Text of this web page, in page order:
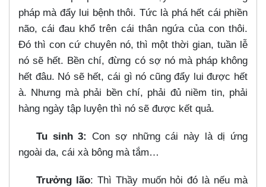
pháp mà đẩy lui bệnh thôi. Tức là phá hết cái phiền
não, cái đau khổ trên cái thân ngứa của con thôi.
Đó thì con cứ chuyên nó, thì một thời gian, tuần lễ
nó sẽ hết. Bền chí, đừng có sợ nó mà pháp không
hết đâu. Nó sẽ hết, cái gì nó cũng đẩy lui được hết
à. Nhưng mà phải bền chí, phải đủ niềm tin, phải
hàng ngày tập luyện thì nó sẽ được kết quả.
Tu sinh 3: Con sợ những cái này là dị ứng
ngoài da, cái xà bông mà tắm…​
Trưởng lão: Thì Thầy muốn hỏi đó là nếu mà